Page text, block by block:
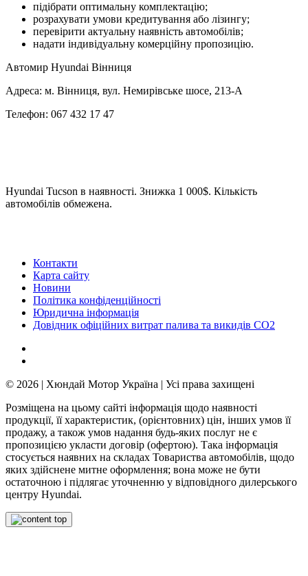
підібрати оптимальну комплектацію;
розрахувати умови кредитування або лізингу;
перевірити актуальну наявність автомобілів;
надати індивідуальну комерційну пропозицію.
Автомир Hyundai Вінниця
Адреса: м. Вінниця, вул. Немирівське шосе, 213-А
Телефон: 067 432 17 47
Hyundai Tucson в наявності. Знижка 1 000$. Кількість
автомобілів обмежена.
Контакти
Карта сайту
Новини
Політика конфіденційності
Юридична інформація
Довідник офіційних витрат палива та викидів СО2
© 2026 | Хюндай Мотор Україна | Усі права захищені
Розміщена на цьому сайті інформація щодо наявності
продукції, її характеристик, (орієнтовних) цін, інших умов її
продажу, а також умов надання будь-яких послуг не є
пропозицією укласти договір (офертою). Така інформація
стосується наявних на складах Товариства автомобілів, щодо
яких здійснене митне оформлення; вона може не бути
остаточною і підлягає уточненню у відповідного дилерського
центру Hyundai.